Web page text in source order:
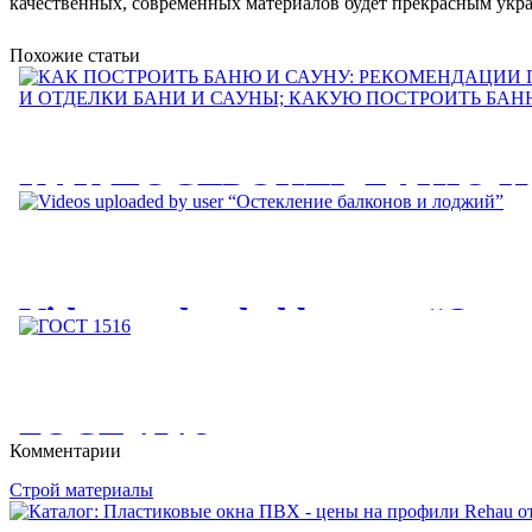
Похожие статьи
КАК ПОСТРОИТЬ БАНЮ И
И САУНЫ; КАКУЮ
КАК ПОСТРОИТЬ БАНЮ И САУНУ: РЕКОМЕНДАЦИИ ПО
ОТДЕЛКИ БАНИ И САУНЫ;...
Videos uploaded by user
балконов...
ГОСТ 1516
ГОСТ 1516. 2-97. ЭЛЕКТРООБОРУДОВАНИЕ И
ПЕРЕМЕННОГО ТОКА НА...
Комментарии
Строй материалы